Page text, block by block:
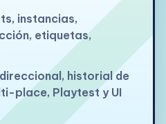
instancias,
etiquetas,
historial de
place, Playtest y UI